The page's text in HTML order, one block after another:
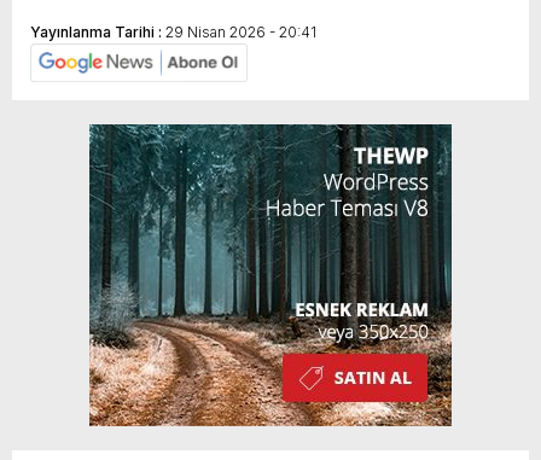
Yayınlanma Tarihi : 29 Nisan 2026 - 20:41